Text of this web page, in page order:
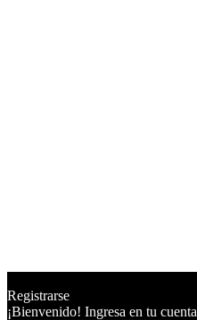
Registrarse
¡Bienvenido! Ingresa en tu cuenta